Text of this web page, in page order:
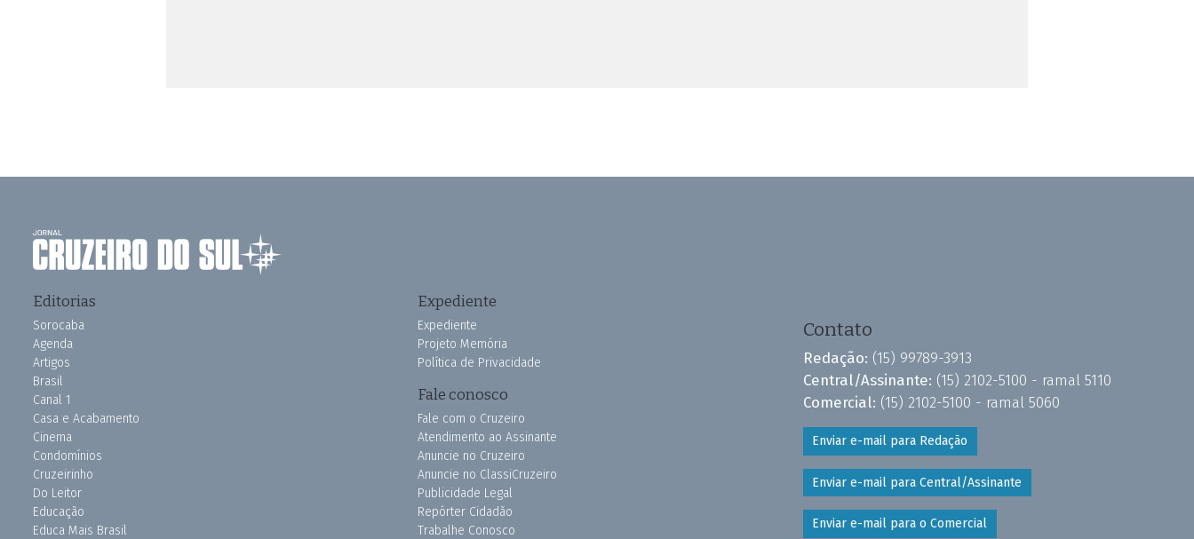
Editorias
Sorocaba
Agenda
Artigos
Brasil
Canal 1
Casa e Acabamento
Cinema
Condomínios
Cruzeirinho
Do Leitor
Educação
Educa Mais Brasil
Expediente
Expediente
Projeto Memória
Política de Privacidade
Fale conosco
Fale com o Cruzeiro
Atendimento ao Assinante
Anuncie no Cruzeiro
Anuncie no ClassiCruzeiro
Publicidade Legal
Repórter Cidadão
Trabalhe Conosco
Contato
Redação: (15) 99789-3913
Central/Assinante: (15) 2102-5100 - ramal 5110
Comercial: (15) 2102-5100 - ramal 5060
Enviar e-mail para Redação
Enviar e-mail para Central/Assinante
Enviar e-mail para o Comercial